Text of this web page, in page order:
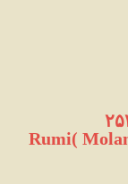
Rumi(